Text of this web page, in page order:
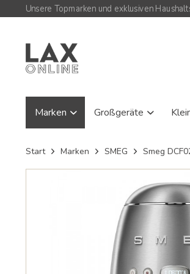
Unsere Topmarken und exklusiven
Marken Großgeräte
Start Marken SMEG Smeg